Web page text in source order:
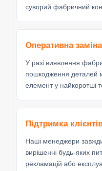
суворий фабричний
Оперативна заміна
У разі виявлення
пошкодження деталей
елемент у найкоротші
Підтримка
Наші менеджери
вирішенні будь-яких
рекламацій або